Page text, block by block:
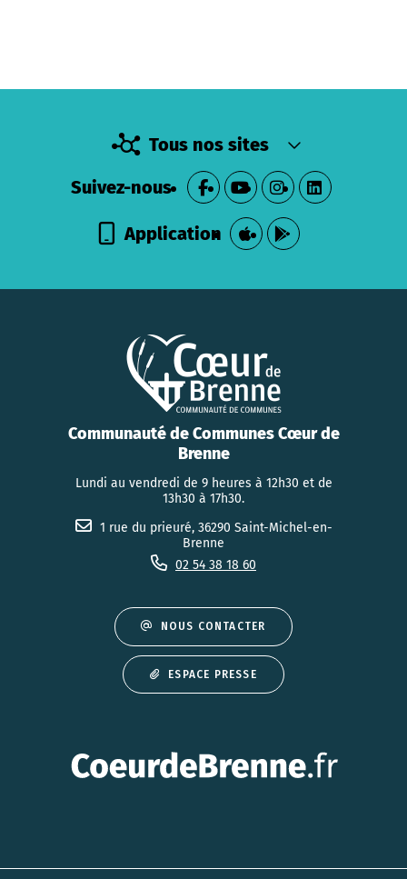
Tous nos sites
Suivez-nous
Application
Communauté de Communes Cœur de
Brenne
Lundi au vendredi de 9 heures à 12h30 et de
13h30 à 17h30.
1 rue du prieuré, 36290 Saint-Michel-en-
Brenne
02 54 38 18 60
NOUS CONTACTER
ESPACE PRESSE